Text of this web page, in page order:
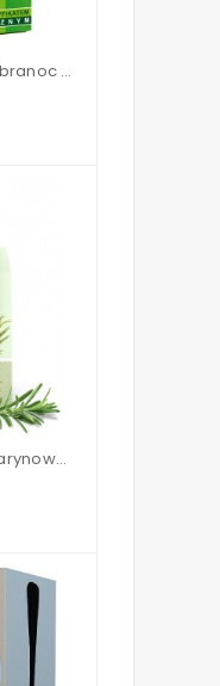
Herbatka Na Dobranoc BIO - Dary Natury 50 g
Herbatka Rozmarynowa BIO - Dary Natury 80 g